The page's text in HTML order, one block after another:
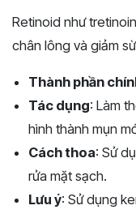
Retinoid như
chân lông và giảm
Thành phần
Tác dụng: Làm
hình thành mụn
Cách thoa: Sử
rửa mặt sạch.
Lưu ý: Sử dụng